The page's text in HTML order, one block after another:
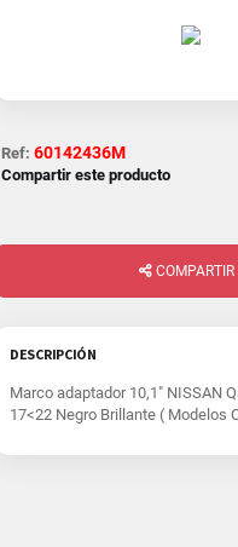
Ref: 60142436M
Compartir este producto
COMPARTIR
DESCRIPCIÓN
Marco adaptador 10,1" NISSAN
17<22 Negro Brillante ( Modelos